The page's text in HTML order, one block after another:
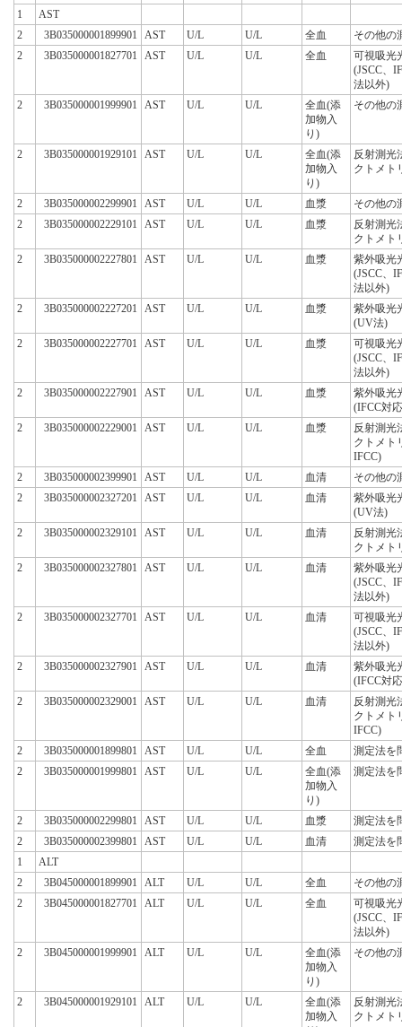
1
AST
2
3B035000001899901 AST U/L U/L 全血
その他の
2
3B035000001827701 AST U/L U/L 全血
可視吸光
(JSCC、
法以外)
2
3B035000001999901 AST U/L U/L
全血(添
加物入
り)
その他の
2 3B035000001929101 AST U/L U/L
全血(添
加物入
り)
反射測光
クトメト
2 3B035000002299901 AST U/L U/L 血漿
その他の
2
3B035000002229101 AST U/L U/L 血漿
反射測光
クトメト
2
3B035000002227801 AST U/L U/L 血漿
紫外吸光
(JSCC、
法以外)
2
3B035000002227201 AST U/L U/L 血漿
紫外吸光
(UV法)
2
3B035000002227701 AST U/L U/L 血漿
可視吸光
(JSCC、
法以外)
2
3B035000002227901 AST U/L U/L 血漿
紫外吸光
(IFCC対
2
3B035000002229001 AST U/L U/L 血漿
反射測光
クトメト
IFCC)
2
3B035000002399901 AST U/L U/L 血清
その他の
2
3B035000002327201 AST U/L U/L 血清
紫外吸光
(UV法)
2
3B035000002329101 AST U/L U/L 血清
反射測光
クトメト
2
3B035000002327801 AST U/L U/L 血清
紫外吸光
(JSCC、
法以外)
2
3B035000002327701 AST U/L U/L 血清
可視吸光
(JSCC、
法以外)
2
3B035000002327901 AST U/L U/L 血清
紫外吸光
(IFCC対
2
3B035000002329001 AST U/L U/L 血清
反射測光
クトメト
IFCC)
2
3B035000001899801 AST U/L U/L 全血
測定法を
2
3B035000001999801 AST U/L U/L
全血(添
加物入
り)
測定法を
2 3B035000002299801 AST U/L U/L 血漿
測定法を
2
3B035000002399801 AST U/L U/L 血清
測定法を
1
ALT
2
3B045000001899901 ALT U/L U/L 全血
その他の
2
3B045000001827701 ALT U/L U/L 全血
可視吸光
(JSCC、
法以外)
2
3B045000001999901 ALT U/L U/L
全血(添
加物入
り)
その他の
2 3B045000001929101 ALT U/L U/L
全血(添
加物入
反射測光
クトメト